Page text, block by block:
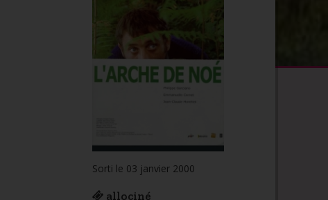
Sorti le 03 janvier 2000
allociné